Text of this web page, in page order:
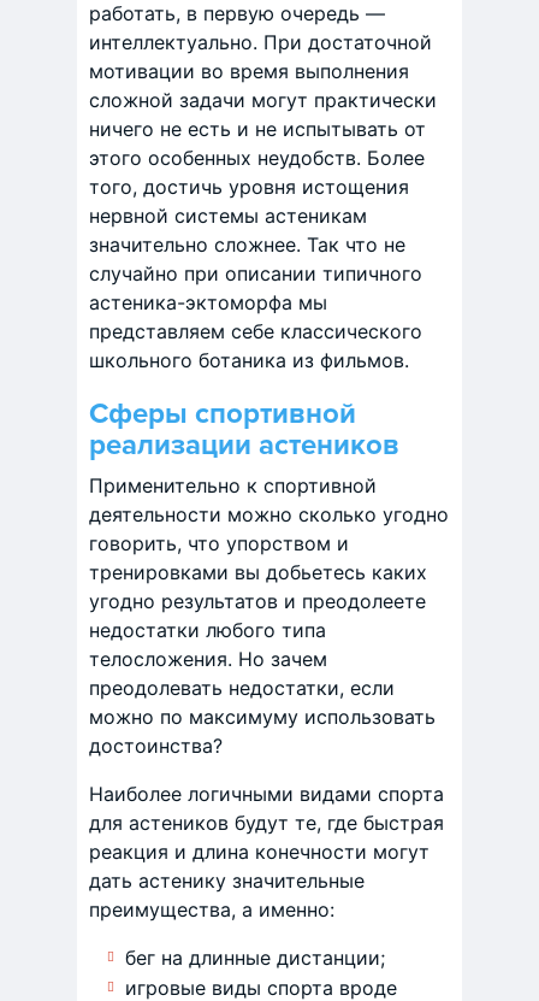
работать, в первую очередь —
интеллектуально. При достаточной
мотивации во время выполнения
сложной задачи могут практически
ничего не есть и не испытывать от
этого особенных неудобств. Более
того, достичь уровня истощения
нервной системы астеникам
значительно сложнее. Так что не
случайно при описании типичного
астеника-эктоморфа мы
представляем себе классического
школьного ботаника из фильмов.
Сферы спортивной
реализации астеников
Применительно к спортивной
деятельности можно сколько угодно
говорить, что упорством и
тренировками вы добьетесь каких
угодно результатов и преодолеете
недостатки любого типа
телосложения. Но зачем
преодолевать недостатки, если
можно по максимуму использовать
достоинства?
Наиболее логичными видами спорта
для астеников будут те, где быстрая
реакция и длина конечности могут
дать астенику значительные
преимущества, а именно:
бег на длинные дистанции;
игровые виды спорта вроде